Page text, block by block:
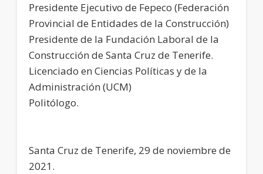
Presidente Ejecutivo de Fepeco (Federación
Provincial de Entidades de la Construcción)
Presidente de la Fundación Laboral de la
Construcción de Santa Cruz de Tenerife.
Licenciado en Ciencias Políticas y de la
Administración (UCM)
Politólogo.
Santa Cruz de Tenerife, 29 de noviembre de
2021.